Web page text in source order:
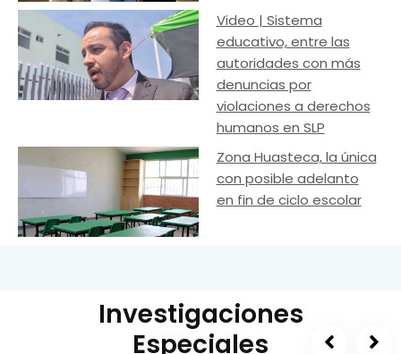
Video | Sistema
educativo, entre las
autoridades con más
denuncias por
violaciones a derechos
humanos en SLP
Zona Huasteca, la única
con posible adelanto
en fin de ciclo escolar
Investigaciones
Especiales